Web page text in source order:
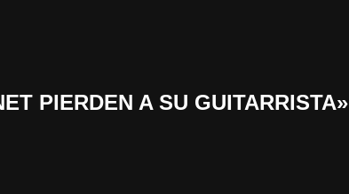
PIERDEN A SU GUITARRISTA»